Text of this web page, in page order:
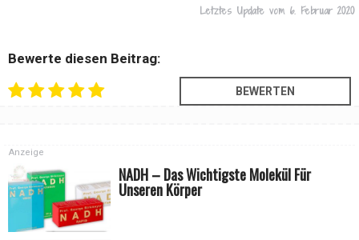
Letztes Update vom 6. Februar 2020
Bewerte diesen Beitrag:
NADH – Das Wichtigste Molekül Für
Unseren Körper
Anzeige